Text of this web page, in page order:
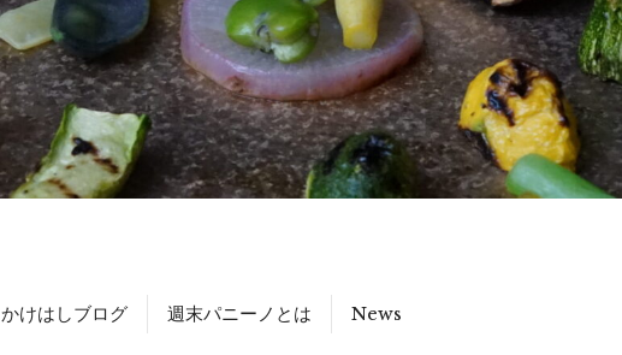
かけはしブログ 週末パニーノとは News